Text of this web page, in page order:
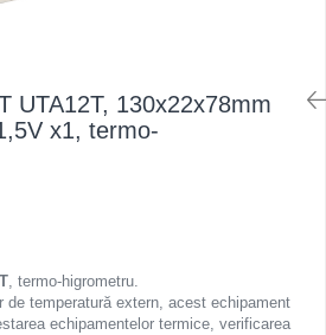
UTA12T, 130x22x78mm
x1, termo-
, termo-higrometru.
de temperatură extern, acest echipament
echipamentelor termice, verificarea